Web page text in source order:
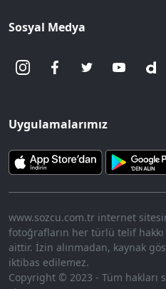
Sosyal Medya
Uygulamalarımız
www.sozcu.com.tr internet
fotoğrafların her türlü telif hakkı
aittir. İzin alınmadan, kaynak
iktibas edilemez.
Copyright © 2023 - Tüm hakları